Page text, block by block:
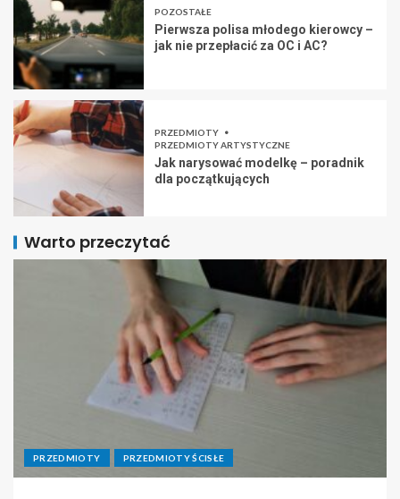
POZOSTAŁE
Pierwsza polisa młodego kierowcy –
jak nie przepłacić za OC i AC?
PRZEDMIOTY
PRZEDMIOTY ARTYSTYCZNE
Jak narysować modelkę – poradnik
dla początkujących
Warto przeczytać
PRZEDMIOTY PRZEDMIOTY ŚCISŁE